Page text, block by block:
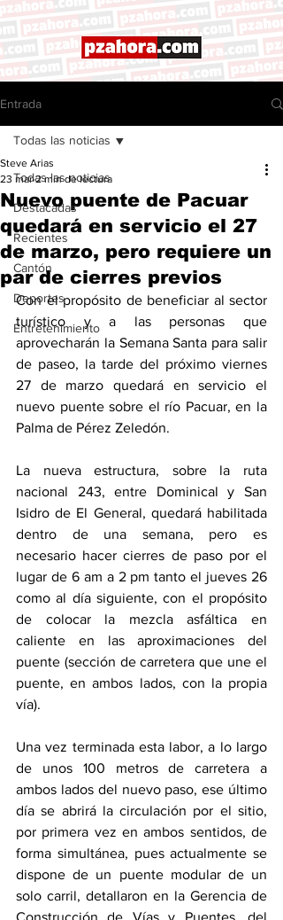
Entrada
Todas las noticias
Destacadas
Recientes
Cantón
Deportes
Entretenimiento
Todas las noticias
Nuevo puente de Pacuar
quedará en servicio el 27
de marzo, pero requiere un
par de cierres previos
Steve Arias
23 mar 2 min de lectura
Con el propósito de beneficiar al sector
turístico y a las personas que
aprovecharán la Semana Santa para salir
de paseo, la tarde del próximo viernes
27 de marzo quedará en servicio el
nuevo puente sobre el río Pacuar, en la
Palma de Pérez Zeledón.
La nueva estructura, sobre la ruta
nacional 243, entre Dominical y San
Isidro de El General, quedará habilitada
dentro de una semana, pero es
necesario hacer cierres de paso por el
lugar de 6 am a 2 pm tanto el jueves 26
como al día siguiente, con el propósito
de colocar la mezcla asfáltica en
caliente en las aproximaciones del
puente (sección de carretera que une el
puente, en ambos lados, con la propia
vía).
Una vez terminada esta labor, a lo largo
de unos 100 metros de carretera a
ambos lados del nuevo paso, ese último
día se abrirá la circulación por el sitio,
por primera vez en ambos sentidos, de
forma simultánea, pues actualmente se
dispone de un puente modular de un
solo carril, detallaron en la Gerencia de
Construcción de Vías y Puentes, del